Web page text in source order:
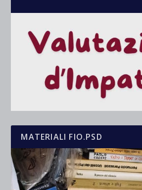
MATERIALI FIO.PSD